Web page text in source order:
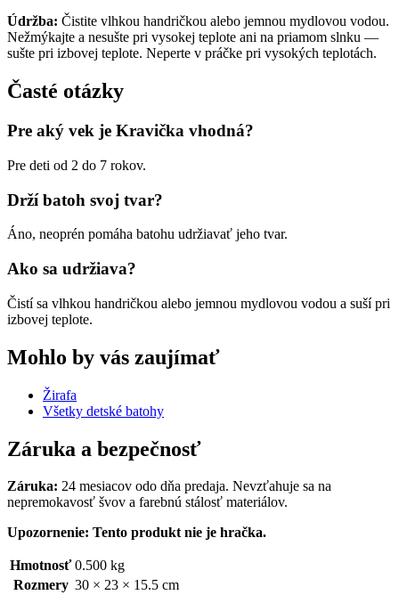
Údržba: Čistite vlhkou handričkou alebo jemnou mydlovou vodou.
Nežmýkajte a nesušte pri vysokej teplote ani na priamom slnku —
sušte pri izbovej teplote. Neperte v práčke pri vysokých teplotách.
Časté otázky
Pre aký vek je Kravička vhodná?
Pre deti od 2 do 7 rokov.
Drží batoh svoj tvar?
Áno, neoprén pomáha batohu udržiavať jeho tvar.
Ako sa udržiava?
Čistí sa vlhkou handričkou alebo jemnou mydlovou vodou a suší pri
izbovej teplote.
Mohlo by vás zaujímať
Žirafa
Všetky detské batohy
Záruka a bezpečnosť
Záruka: 24 mesiacov odo dňa predaja. Nevzťahuje sa na
nepremokavosť švov a farebnú stálosť materiálov.
Upozornenie: Tento produkt nie je hračka.
Hmotnosť 0.500 kg
Rozmery 30 × 23 × 15.5 cm